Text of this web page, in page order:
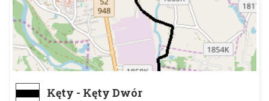
Kęty - Kęty Dwór